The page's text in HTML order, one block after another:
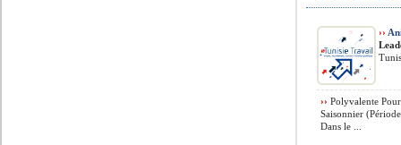
››
›› Polyvalente
Saisonnier
Dans le ...